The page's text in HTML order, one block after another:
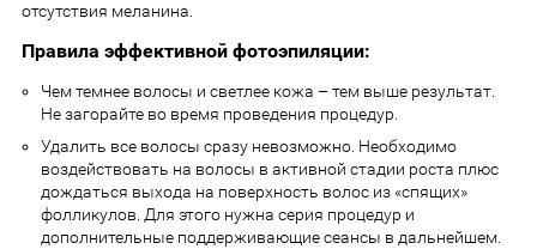
отсутствия меланина.
Правила эффективной фотоэпиляции:
Чем темнее волосы и светлее кожа – тем выше результат.
Не загорайте во время проведения процедур.
Удалить все волосы сразу невозможно. Необходимо
воздействовать на волосы в активной стадии роста плюс
дождаться выхода на поверхность волос из «спящих»
фолликулов. Для этого нужна серия процедур и
дополнительные поддерживающие сеансы в дальнейшем.